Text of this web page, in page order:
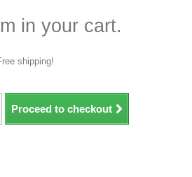
in your cart.
shipping!
Proceed to checkout